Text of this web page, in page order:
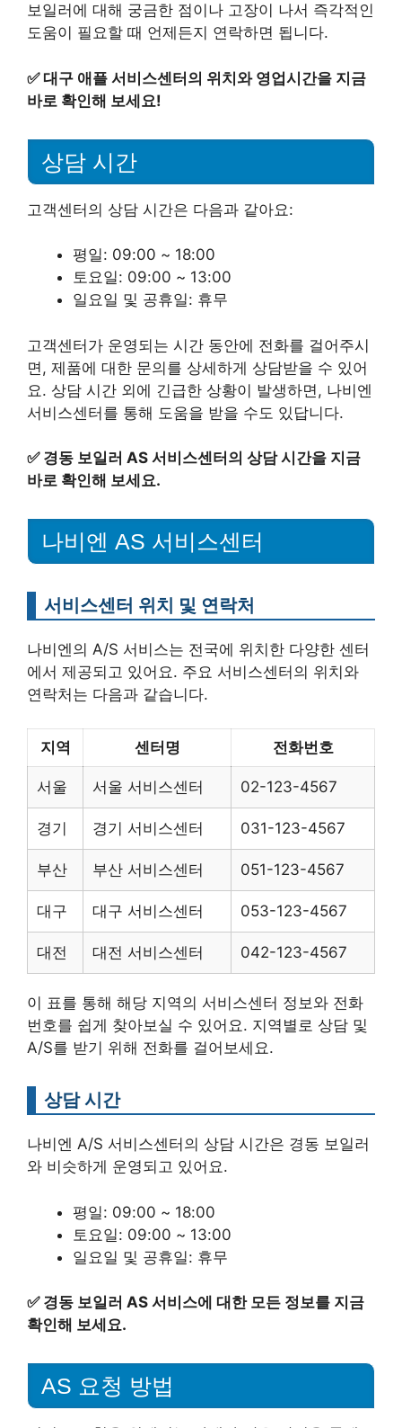
보일러에 대해 궁금한 점이나 고장이 나서 즉각적인
도움이 필요할 때 언제든지 연락하면 됩니다.
✅대구 애플 서비스센터의 위치와 영업시간을 지금
바로 확인해 보세요!
상담 시간
고객센터의 상담 시간은 다음과 같아요:
평일: 09:00 ~ 18:00
토요일: 09:00 ~ 13:00
일요일 및 공휴일: 휴무
고객센터가 운영되는 시간 동안에 전화를 걸어주시
면, 제품에 대한 문의를 상세하게 상담받을 수 있어
요. 상담 시간 외에 긴급한 상황이 발생하면, 나비엔
서비스센터를 통해 도움을 받을 수도 있답니다.
✅ 경동 보일러 AS 서비스센터의 상담 시간을 지금
바로 확인해 보세요.
나비엔 AS 서비스센터
서비스센터 위치 및 연락처
나비엔의 A/S 서비스는 전국에 위치한 다양한 센터
에서 제공되고 있어요. 주요 서비스센터의 위치와
연락처는 다음과 같습니다.
지역 센터명 전화번호
서울 서울 서비스센터 02-123-4567
경기 경기 서비스센터 031-123-4567
부산 부산 서비스센터 051-123-4567
대구 대구 서비스센터 053-123-4567
대전 대전 서비스센터 042-123-4567
이 표를 통해 해당 지역의 서비스센터 정보와 전화
번호를 쉽게 찾아보실 수 있어요. 지역별로 상담 및
A/S를 받기 위해 전화를 걸어보세요.
상담 시간
나비엔 A/S 서비스센터의 상담 시간은 경동 보일러
와 비슷하게 운영되고 있어요.
평일: 09:00 ~ 18:00
토요일: 09:00 ~ 13:00
일요일 및 공휴일: 휴무
✅ 경동 보일러 AS 서비스에 대한 모든 정보를 지금
확인해 보세요.
AS 요청 방법